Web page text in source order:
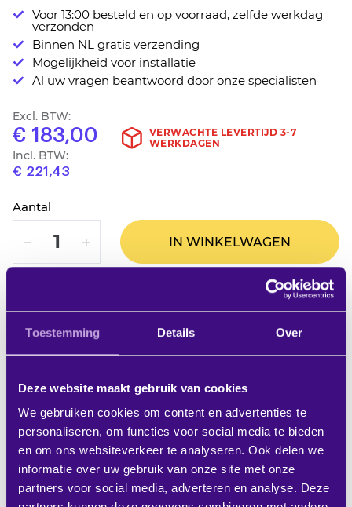
Toestemming Details Over
Deze website maakt gebruik van cookies
We gebruiken cookies om content en advertenties te
personaliseren, om functies voor social media te bieden
en om ons websiteverkeer te analyseren. Ook delen we
informatie over uw gebruik van onze site met onze
partners voor social media, adverteren en analyse. Deze
naar
het
begin
van
afbeeldingen-
gallerij
Voor 13:00 besteld en op voorraad, zelfde werkdag
verzonden
Binnen NL gratis verzending
Mogelijkheid voor installatie
Al uw vragen beantwoord door onze specialisten
Excl. BTW:
€ 183,00
Incl. BTW:
€ 221,43
VERWACHTE LEVERTIJD 3-7
WERKDAGEN
Aantal
VERLAAG VERHOOG IN WINKELWAGEN
Productbeschrijving
De SMS Projector CL V300-350 is een elegante,
functionele en betrouwbare plafondbeugel voor uw